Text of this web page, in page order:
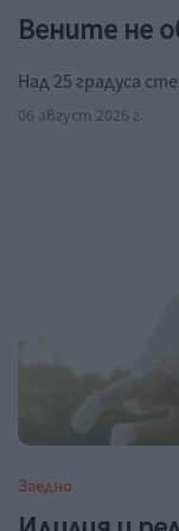
Вените не
Над 25 градуса
06 август 2026 г.
Заедно